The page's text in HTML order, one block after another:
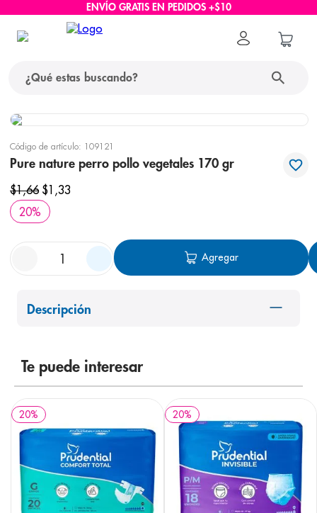
ENVÍO GRATIS EN PEDIDOS +$10
Código de artículo: 109121
Pure nature perro pollo vegetales 170 gr
$1,66 $1 ,33
20%
Agregar
Descripción
Te puede interesar
20% 20%
términos más buscados
1 . protector solar
2. pañales
3. eucerin
nivea
7. bioderma
panolini
10.prueba embarazo